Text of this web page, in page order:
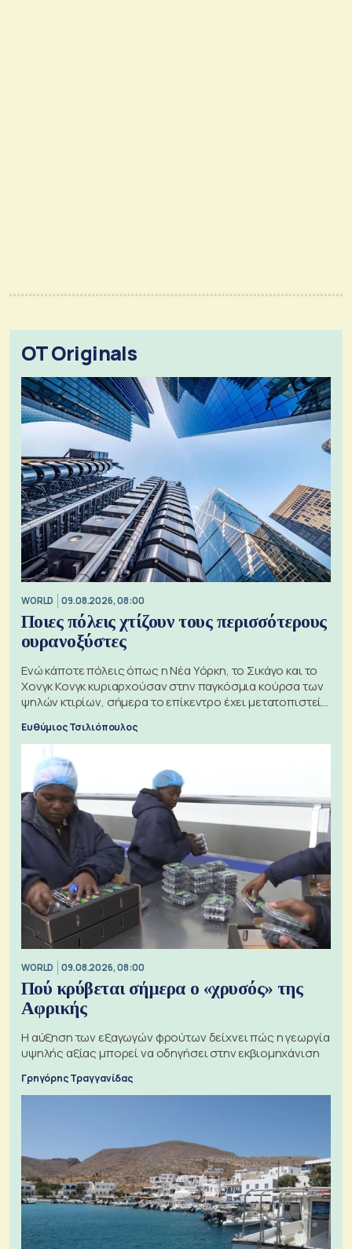
OT Originals
WORLD 09.08.2026, 08:00
Ποιες πόλεις χτίζουν τους περισσότερους
ουρανοξύστες
Ενώ κάποτε πόλεις όπως η Νέα Υόρκη, το Σικάγο και το
Χονγκ Κονγκ κυριαρχούσαν στην παγκόσμια κούρσα των
ψηλών κτιρίων, σήμερα το επίκεντρο έχει μετατοπιστεί
Ευθύμιος Τσιλιόπουλος
WORLD 09.08.2026, 08:00
Πού κρύβεται σήμερα ο «χρυσός» της
Αφρικής
Η αύξηση των εξαγωγών φρούτων δείχνει πώς η γεωργία
υψηλής αξίας μπορεί να οδηγήσει στην εκβιομηχάνιση
Γρηγόρης Τραγγανίδας